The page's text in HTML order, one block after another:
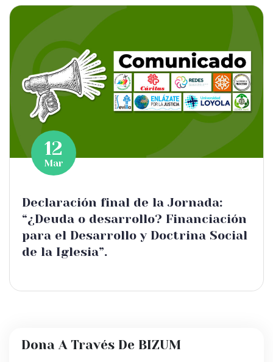
12
Mar
Declaración final de la Jornada:
“¿Deuda o desarrollo? Financiación
para el Desarrollo y Doctrina Social
de la Iglesia”.
Dona A Través De BIZUM